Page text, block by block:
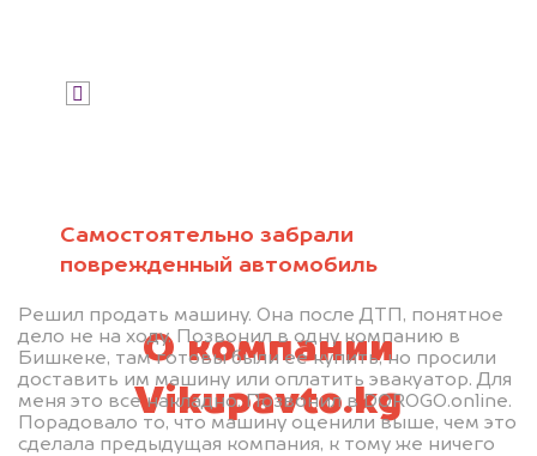
Самостоятельно забрали
поврежденный автомобиль
Решил продать машину. Она после ДТП, понятное
дело не на ходу. Позвонил в одну компанию в
Бишкеке, там готовы были ее купить, но просили
доставить им машину или оплатить эвакуатор. Для
меня это все накладно. Позвонил в DOROGO.online.
Порадовало то, что машину оценили выше, чем это
сделала предыдущая компания, к тому же ничего
О компании
Vikupavto.kg